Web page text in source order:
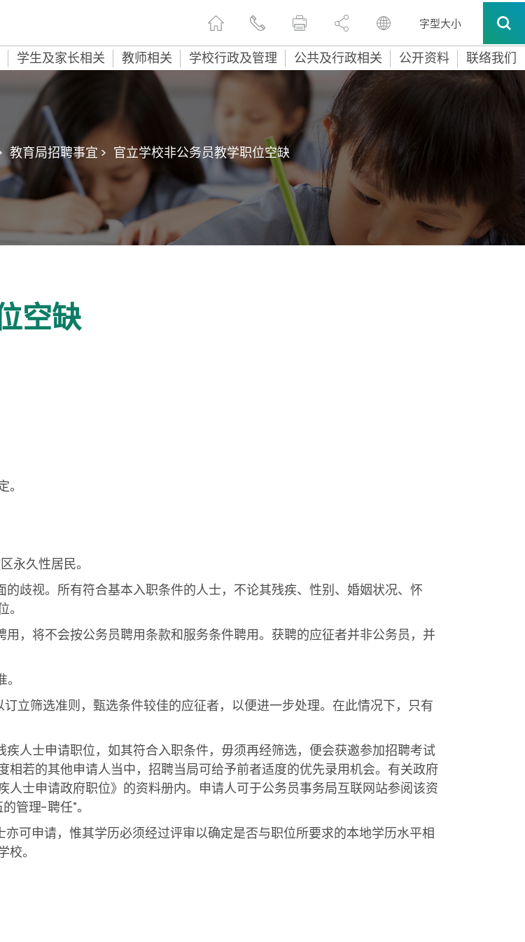
字型大小
学生及家长相关 教师相关 学校行政及管理 公共及行政相关 公开资料 联络我们
教育局招聘事宜 > 官立学校非公务员教学职位空缺
空缺
永久性居民。
歧视。所有符合基本入职条件的人士，不论其残疾、性别、婚姻状况、怀
，将不会按公务员聘用条款和服务条件聘用。获聘的应征者并非公务员，并
立筛选准则，甄选条件较佳的应征者，以便进一步处理。在此情况下，只有
人士申请职位，如其符合入职条件，毋须再经筛选，便会获邀参加招聘考试
若的其他申请人当中，招聘当局可给予前者适度的优先录用机会。有关政府
士申请政府职位》的资料册内。申请人可于公务员事务局互联网站参阅该资
管理-聘任”。
可申请，惟其学历必须经过评审以确定是否与职位所要求的本地学历水平相
。